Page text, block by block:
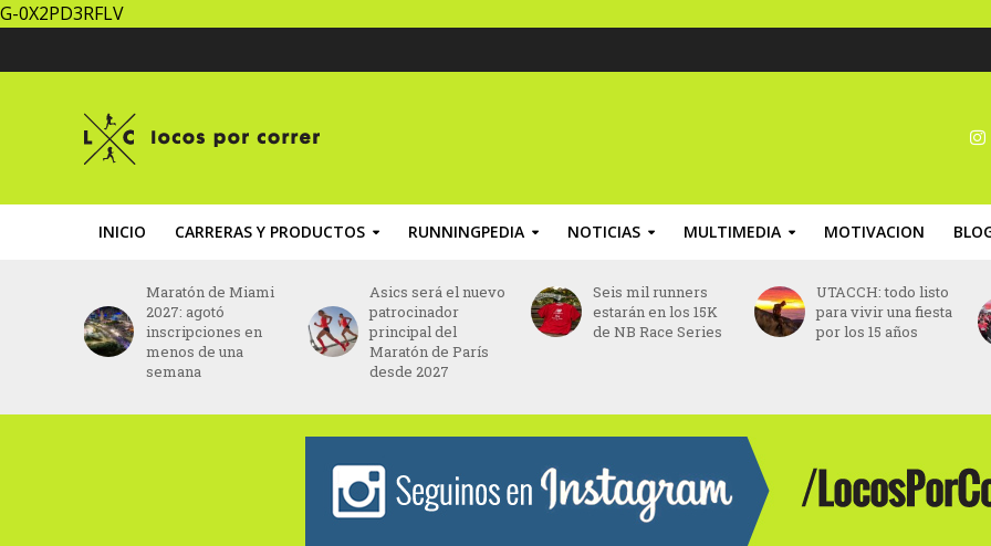
G-0X2PD3RFLV
INICIO CARRERAS Y PRODUCTOS RUNNINGPEDIA NOTICIAS MULTIMEDIA MOTIVACION
Asics será el nuevo
patrocinador
principal del
Maratón de París
desde 2027
Seis mil runners
estarán en los 15K
de NB Race Series
UTACCH: todo listo
para vivir una fiesta
por los 15 años
Colombia: la Media
Maratón Andina
CCB se corre en